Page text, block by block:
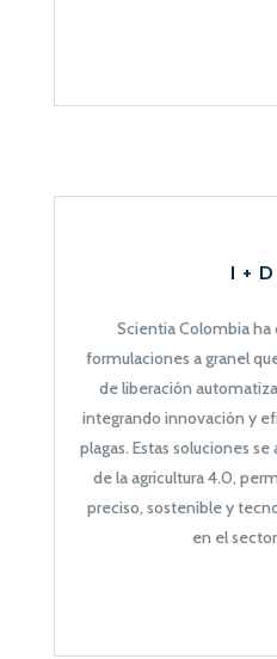
I +
Scientia Colombiaha
formulaciones a granel
de liberación
integrando innovación y
plagas. Estas soluciones
de laagricultura 4.0,
preciso, sostenible y
en el